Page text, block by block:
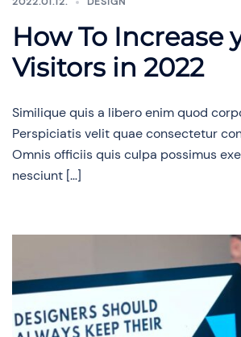
How To Increase
Visitors in 2022
Similique quis a libero enim quod
Perspiciatis velit quae consectetur
Omnis officiis quis culpa possimus
nesciunt […]